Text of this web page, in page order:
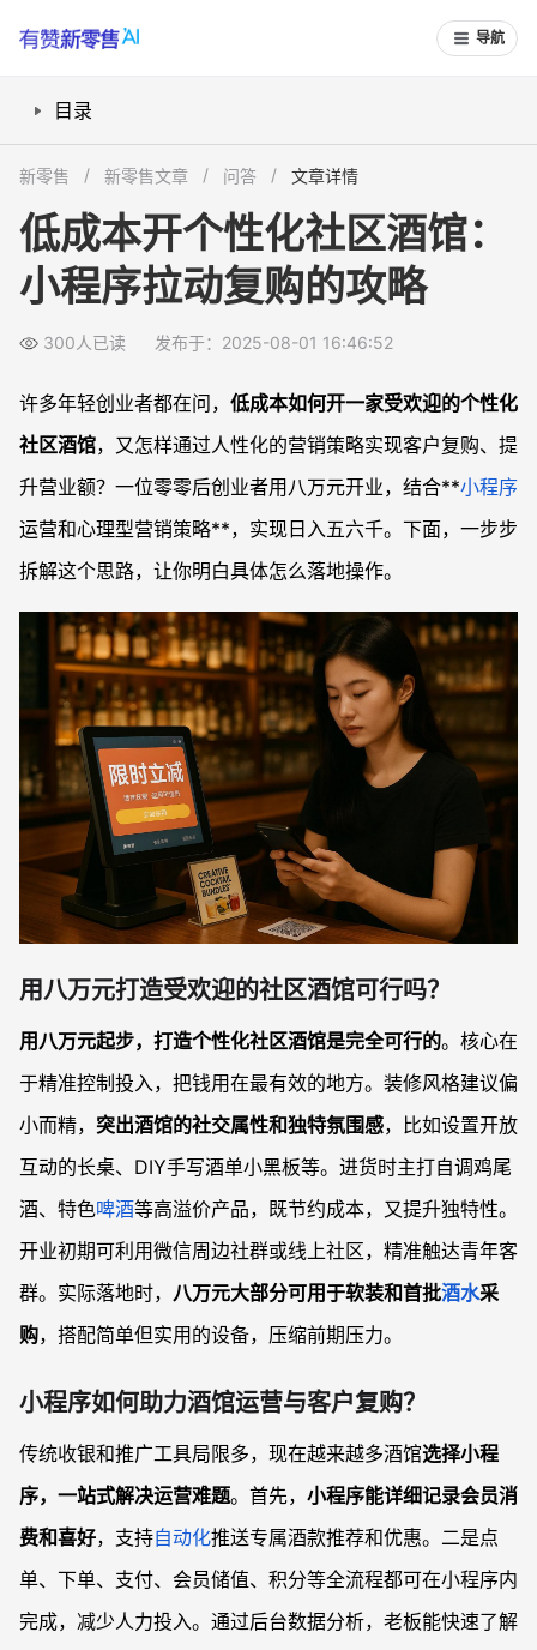
导航
目录
如何用营销心理学提升复购和客单价？
社群、私域流量如何撬动年轻消费群体？
常见问题
社区酒馆怎么借力小程序做会员营销？
新零售 新零售文章 问答 文章详情
低成本开个性化社区酒馆：
小程序拉动复购的攻略
300人已读 发布于：2025-08-01 16:46:52
许多年轻创业者都在问， 低成本如何开一家受欢迎的个性化
社区酒馆，又怎样通过人性化的营销策略实现客户复购、提
升营业额？一位零零后创业者用八万元开业，结合**小程序
运营和心理型营销策略**，实现日入五六千。下面，一步步
拆解这个思路，让你明白具体怎么落地操作。
用八万元打造受欢迎的社区酒馆可行吗？
用八万元起步，打造个性化社区酒馆是完全可行的。核心在
于精准控制投入，把钱用在最有效的地方。装修风格建议偏
小而精， 突出酒馆的社交属性和独特氛围感，比如设置开放
互动的长桌、DIY手写酒单小黑板等。进货时主打自调鸡尾
酒、特色啤酒等高溢价产品，既节约成本，又提升独特性。
开业初期可利用微信周边社群或线上社区，精准触达青年客
群。实际落地时， 八万元大部分可用于软装和首批酒水采
购，搭配简单但实用的设备，压缩前期压力。
小程序如何助力酒馆运营与客户复购？
传统收银和推广工具局限多，现在越来越多酒馆选择小程
序，一站式解决运营难题。首先， 小程序能详细记录会员消
费和喜好，支持自动化推送专属酒款推荐和优惠。二是点
单、下单、支付、会员储值、积分等全流程都可在小程序内
完成，减少人力投入。通过后台数据分析，老板能快速了解